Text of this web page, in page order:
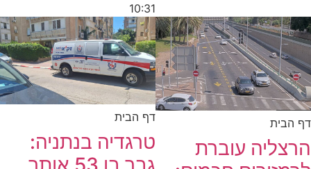
10:31
דף הבית
הרצליה עוברת
דף הבית
טרגדיה בנתניה: